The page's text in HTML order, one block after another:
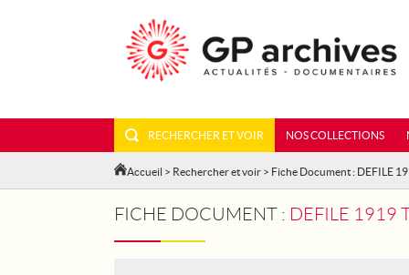
RECHERCHER ET VOIR NOS COLLECTIONS
Accueil > Rechercher et voir > Fiche Document : DEFILE
FICHE DOCUMENT : DEFILE 1919